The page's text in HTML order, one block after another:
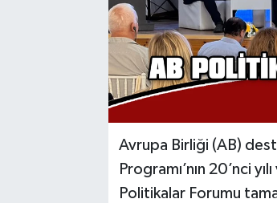
Avrupa Birliği (AB)
Programı’nın 20’nci
Politikalar Forumu